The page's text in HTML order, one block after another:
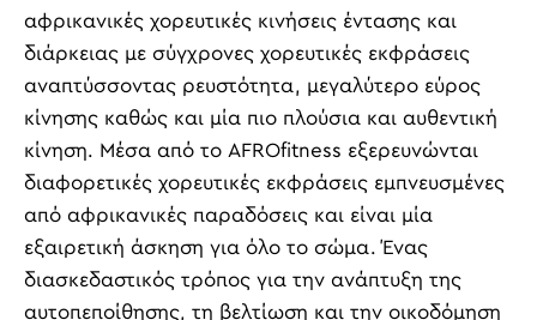
αφρικανικές χορευτικές κινήσεις έντασης και
διάρκειας με σύγχρονες χορευτικές εκφράσεις
αναπτύσσοντας ρευστότητα, μεγαλύτερο εύρος
κίνησης καθώς και μία πιο πλούσια και αυθεντική
κίνηση. Μέσα από το AFROfitness εξερευνώνται
διαφορετικές χορευτικές εκφράσεις εμπνευσμένες
από αφρικανικές παραδόσεις και είναι μία
εξαιρετική άσκηση για όλο το σώμα. Ένας
διασκεδαστικός τρόπος για την ανάπτυξη της
αυτοπεποίθησης, τη βελτίωση και την οικοδόμηση